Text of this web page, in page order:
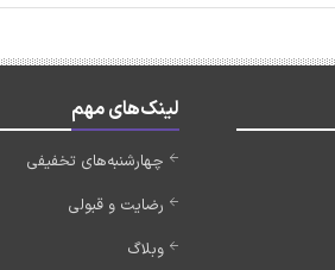
لینک‌های مهم
چهارشنبه‌های تخفیفی
رضایت و قبولی
وبلاگ